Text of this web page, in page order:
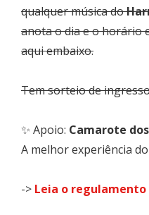
qualquer música do
anota o dia e o horário
aqui embaixo.
Tem sorteio de
✨ Apoio: Camarote
A melhor experiência
-> Leia o regulamento